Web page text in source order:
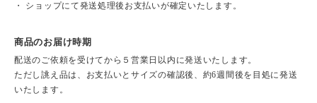
・ ショップにて発送処理後お支払いが確定いたします。
商品のお届け時期
配送のご依頼を受けてから５営業日以内に発送いたします。
ただし誂え品は、お支払いとサイズの確認後、約6週間後を目処に発送
いたします。